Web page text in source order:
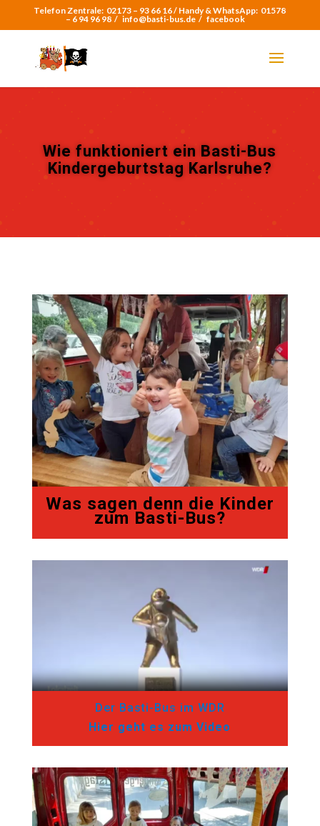
Telefon Zentrale: 02173 – 93 66 16 / Handy & WhatsApp: 01578
– 6 94 96 98 / info@basti-bus.de / facebook
Wie funktioniert ein Basti-Bus
Kindergeburtstag Karlsruhe?
Was sagen denn die Kinder
zum Basti-Bus?
Der Basti-Bus im WDR
Hier geht es zum Video